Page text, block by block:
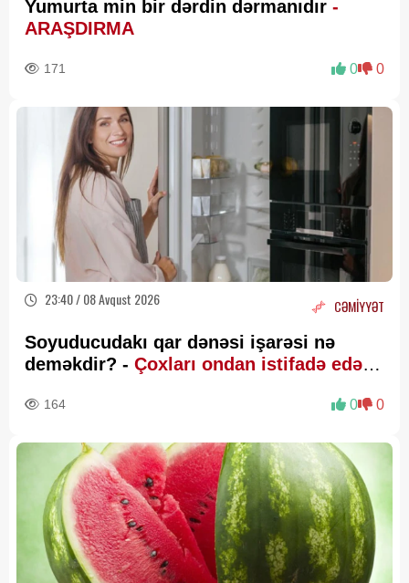
Yumurta min bir dərdin dərmanıdır -
ARAŞDIRMA
171 0 0
23:40 / 08 Avqust 2026 CƏMİYYƏT
Soyuducudakı qar dənəsi işarəsi nə
deməkdir? - Çoxları ondan istifadə edə
164 0 0